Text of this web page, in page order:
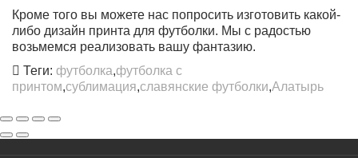
Кроме того вы можете нас попросить изготовить какой-
либо дизайн принта для футболки. Мы с радостью
возьмемся реализовать вашу фантазию.
Теги: футболка,футболка с
принтом,сублимация,славянские футболки,Алатырь